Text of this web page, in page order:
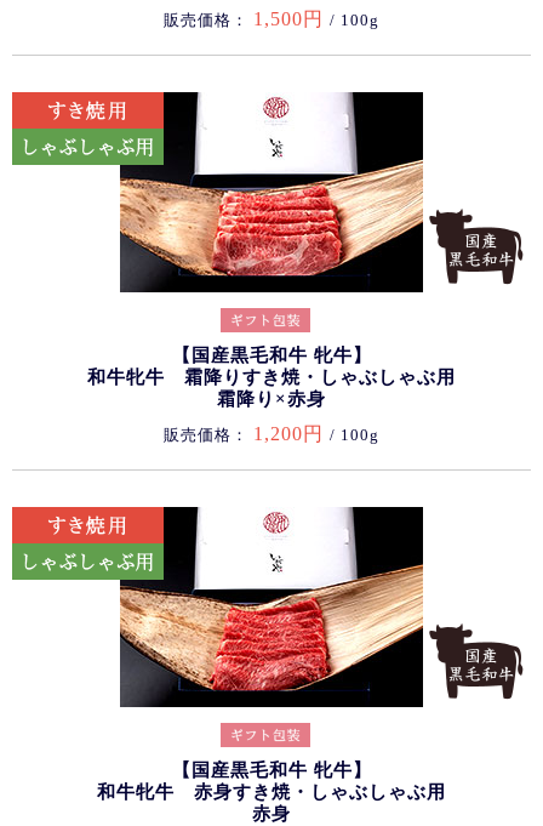
販売価格： 1,500円 / 100g
【国産黒毛和牛 牝牛】
和牛牝牛 霜降りすき焼・しゃぶしゃぶ用
霜降り×赤身
販売価格： 1,200円 / 100g
【国産黒毛和牛 牝牛】
和牛牝牛 赤身すき焼・しゃぶしゃぶ用
赤身